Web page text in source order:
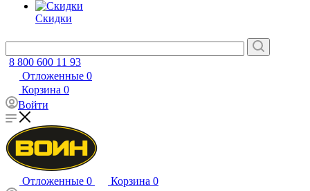
Скидки
8 800 600 11 93
Отложенные 0
Корзина 0
Войти
Отложенные 0 Корзина 0